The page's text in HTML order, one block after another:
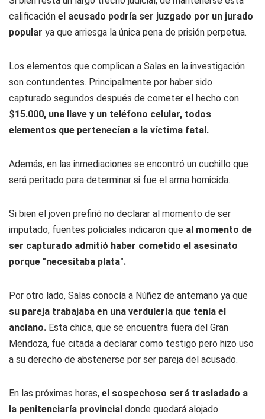
calificación el acusado podría ser juzgado por un jurado
popular ya que arriesga la única pena de prisión perpetua.
Los elementos que complican a Salas en la investigación
son contundentes. Principalmente por haber sido
capturado segundos después de cometer el hecho con
$15.000, una llave y un teléfono celular, todos
elementos que pertenecían a la víctima fatal.
Además, en las inmediaciones se encontró un cuchillo que
será peritado para determinar si fue el arma homicida.
Si bien el joven prefirió no declarar al momento de ser
imputado, fuentes policiales indicaron que al momento de
ser capturado admitió haber cometido el asesinato
porque "necesitaba plata".
Por otro lado, Salas conocía a Núñez de antemano ya que
su pareja trabajaba en una verdulería que tenía el
anciano. Esta chica, que se encuentra fuera del Gran
Mendoza, fue citada a declarar como testigo pero hizo uso
a su derecho de abstenerse por ser pareja del acusado.
En las próximas horas, el sospechoso será trasladado a
la penitenciaría provincial donde quedará alojado